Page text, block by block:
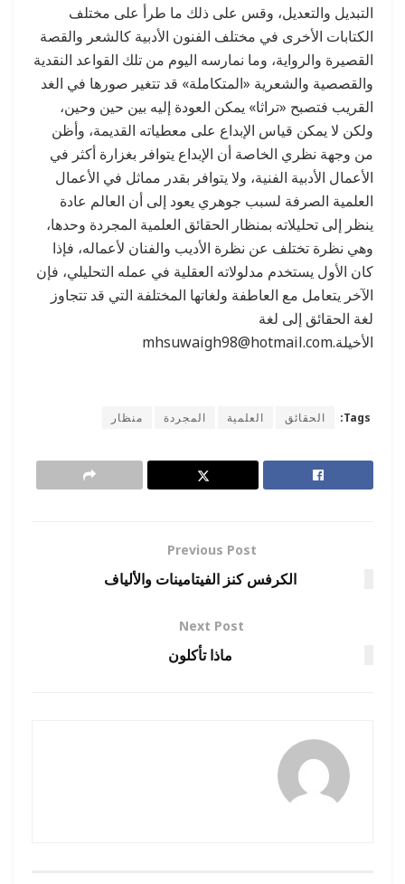
التبديل والتعديل، وقس على ذلك ما طرأ على مختلف
الكتابات الأخرى في مختلف الفنون الأدبية كالشعر والقصة
القصيرة والرواية، وما نمارسه اليوم من تلك القواعد النقدية
والقصصية والشعرية «المتكاملة» قد تتغير صورها في الغد
القريب فتصبح «تراثا» يمكن العودة إليه بين حين وحين،
ولكن لا يمكن قياس الإبداع على معطياته القديمة، وأظن
من وجهة نظري الخاصة أن الإبداع يتوافر بغزارة أكثر في
الأعمال الأدبية الفنية، ولا يتوافر بقدر مماثل في الأعمال
العلمية الصرفة لسبب جوهري يعود إلى أن العالم عادة
ينظر إلى تحليلاته بمنظار الحقائق العلمية المجردة وحدها،
وهي نظرة تختلف عن نظرة الأديب والفنان لأعماله، فإذا
كان الأول يستخدم مدلولاته العقلية في عمله التحليلي، فإن
الآخر يتعامل مع العاطفة ولغاتها المختلفة التي قد تتجاوز
لغة الحقائق إلى لغة
الأخيلة.mhsuwaigh98@hotmail.com
Tags: الحقائق العلمية المجردة منظار
Previous Post
الكرفس كنز الفيتامينات والألياف
Next Post
ماذا تأكلون